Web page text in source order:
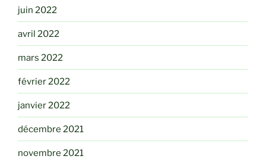
juin 2022
avril 2022
mars 2022
février 2022
janvier 2022
décembre 2021
novembre 2021